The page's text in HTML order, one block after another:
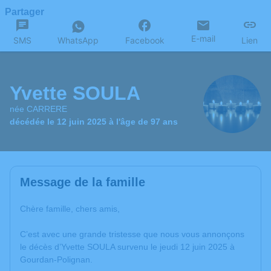
Partager
SMS WhatsApp Facebook E-mail Lien
Yvette SOULA
née CARRERE
décédée le 12 juin 2025 à l'âge de 97 ans
Message de la famille
Chère famille, chers amis,
C’est avec une grande tristesse que nous vous annonçons
le décès d’Yvette SOULA survenu le jeudi 12 juin 2025 à
Gourdan-Polignan.